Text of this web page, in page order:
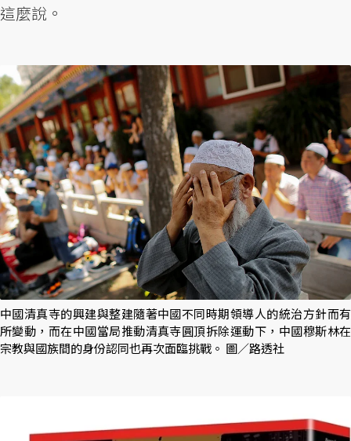
這麼說。
中國清真寺的興建與整建隨著中國不同時期領導人的統治方針而有
所變動，而在中國當局推動清真寺圓頂拆除運動下，中國穆斯林在
宗教與國族間的身份認同也再次面臨挑戰。 圖／路透社